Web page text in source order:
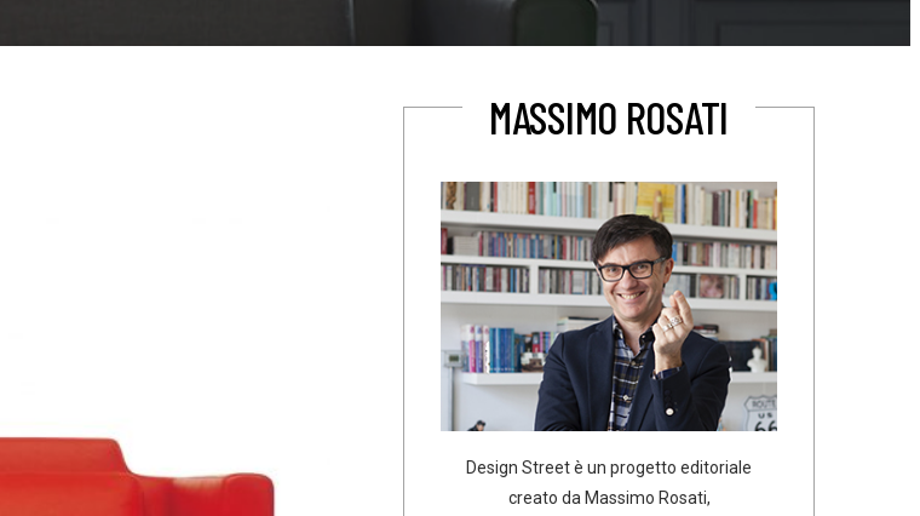
MASSIMO ROSATI
Design Street è un progetto editoriale
creato da Massimo Rosati,